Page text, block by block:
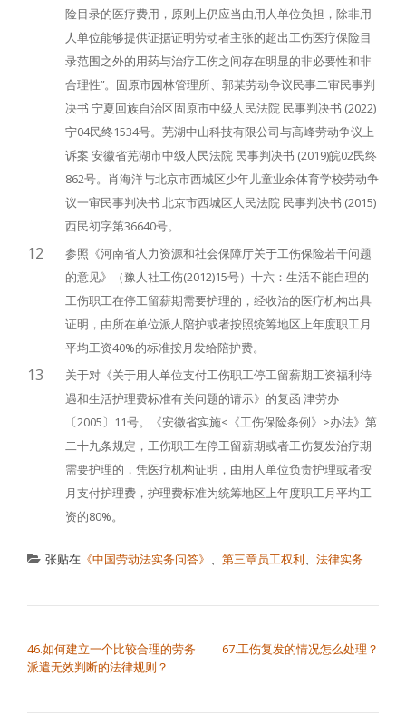
险目录的医疗费用，原则上仍应当由用人单位负担，除非用
人单位能够提供证据证明劳动者主张的超出工伤医疗保险目
录范围之外的用药与治疗工伤之间存在明显的非必要性和非
合理性”。固原市园林管理所、郭某劳动争议民事二审民事判
决书 宁夏回族自治区固原市中级人民法院 民事判决书 (2022)
宁04民终1534号。芜湖中山科技有限公司与高峰劳动争议上
诉案 安徽省芜湖市中级人民法院 民事判决书 (2019)皖02民终
862号。肖海洋与北京市西城区少年儿童业余体育学校劳动争
议一审民事判决书 北京市西城区人民法院 民事判决书 (2015)
西民初字第36640号。
12
参照《河南省人力资源和社会保障厅关于工伤保险若干问题
的意见》（豫人社工伤(2012)15号）十六：生活不能自理的
工伤职工在停工留薪期需要护理的，经收治的医疗机构出具
证明，由所在单位派人陪护或者按照统筹地区上年度职工月
平均工资40%的标准按月发给陪护费。
13
关于对《关于用人单位支付工伤职工停工留薪期工资福利待
遇和生活护理费标准有关问题的请示》的复函 津劳办
〔2005〕11号。《安徽省实施<《工伤保险条例》>办法》第
二十九条规定，工伤职工在停工留薪期或者工伤复发治疗期
需要护理的，凭医疗机构证明，由用人单位负责护理或者按
月支付护理费，护理费标准为统筹地区上年度职工月平均工
资的80%。
张贴在 《中国劳动法实务问答》 、 第三章员工权利、 法律实务
46.如何建立一个比较合理的劳务
派遣无效判断的法律规则？
67.工伤复发的情况怎么处理？